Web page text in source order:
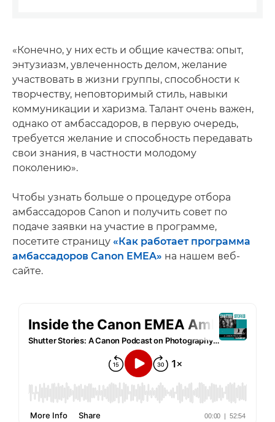
«Конечно, у них есть и общие качества: опыт,
энтузиазм, увлеченность делом, желание
участвовать в жизни группы, способности к
творчеству, неповторимый стиль, навыки
коммуникации и харизма. Талант очень важен,
однако от амбассадоров, в первую очередь,
требуется желание и способность передавать
свои знания, в частности молодому
поколению».
Чтобы узнать больше о процедуре отбора
амбассадоров Canon и получить совет по
подаче заявки на участие в программе,
посетите страницу «Как работает программа
амбассадоров Canon EMEA» на нашем веб-
сайте.